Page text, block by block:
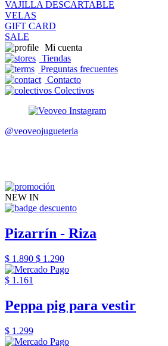
VAJILLA DESCARTABLE
VELAS
GIFT CARD
SALE
Mi cuenta
Tiendas
Preguntas frecuentes
Contacto
Colectivos
@veoveojugueteria
NEW IN
Pizarrín - Riza
$ 1.890 $ 1.290
$ 1.161
Peppa pig para vestir
$ 1.299